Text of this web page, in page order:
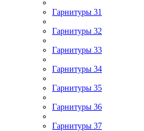
Гарнитуры 31
Гарнитуры 32
Гарнитуры 33
Гарнитуры 34
Гарнитуры 35
Гарнитуры 36
Гарнитуры 37